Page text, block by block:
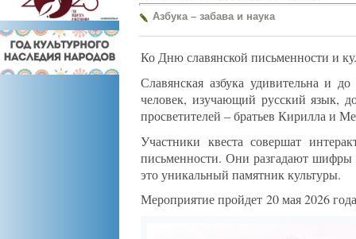
Азбука – забава и наука
Ко Дню славянской письменности и
Славянская азбука удивительна и
человек, изучающий русский язык,
просветителей – братьев Кирилла и
Участники квеста совершат
письменности. Они разгадают шифры
это уникальный памятник культуры.
Мероприятие пройдет 20 мая 2026